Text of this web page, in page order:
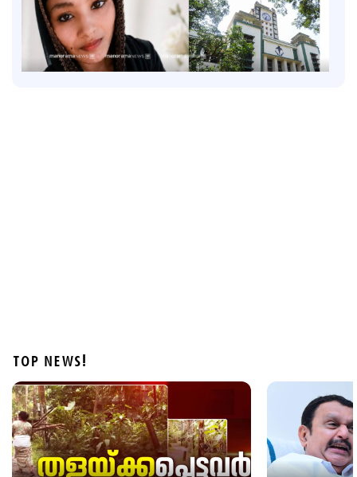
Latest
കടലില്‍ കാണാതായവര്‍ക്കായി തിരച്ചില്‍ ഊര്‍ജിതം;
സ്‌കൂബ അംഗങ്ങളുടെ എണ്ണം കൂട്ടും
2 hours ago
TOP NEWS!